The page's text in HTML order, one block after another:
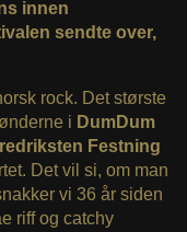
innen
sendte over,
rock. Det største
i DumDum
Festning
Det vil si, om man
vi 36 år siden
riff og catchy